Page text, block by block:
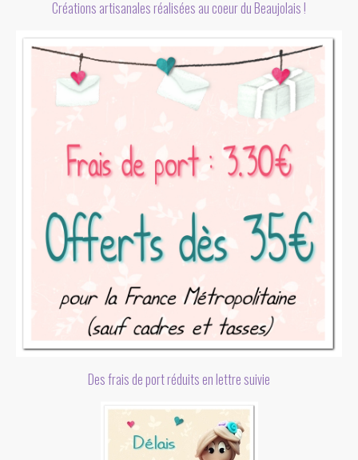
Créations artisanales réalisées au coeur du Beaujolais !
Des frais de port réduits en lettre suivie